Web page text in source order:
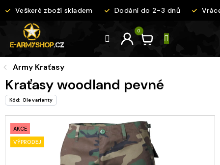
na
Veškeré zboží skladem Dodání do 2-3 dnů
Army Kraťasy
Kraťasy woodland pevné
Kód: Dle varianty
AKCE
VÝPRODEJ